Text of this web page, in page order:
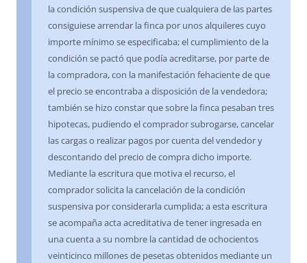
la condición suspensiva de que cualquiera de las partes
consiguiese arrendar la finca por unos alquileres cuyo
importe mínimo se especificaba; el cumplimiento de la
condición se pactó que podía acreditarse, por parte de
la compradora, con la manifestación fehaciente de que
el precio se encontraba a disposición de la vendedora;
también se hizo constar que sobre la finca pesaban tres
hipotecas, pudiendo el comprador subrogarse, cancelar
las cargas o realizar pagos por cuenta del vendedor y
descontando del precio de compra dicho importe.
Mediante la escritura que motiva el recurso, el
comprador solicita la cancelación de la condición
suspensiva por considerarla cumplida; a esta escritura
se acompaña acta acreditativa de tener ingresada en
una cuenta a su nombre la cantidad de ochocientos
veinticinco millones de pesetas obtenidos mediante un